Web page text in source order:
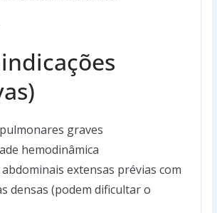
graves
hemodinâmica
extensas prévias com
densas (podem dificultar o